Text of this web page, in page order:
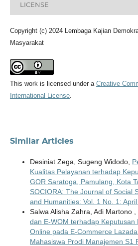
LICENSE
Copyright (c) 2024 Lembaga Kajian
Masyarakat
This work is licensed under a Creative
International License.
Similar Articles
Desiniat Zega, Sugeng Widodo,
Kualitas Pelayanan terhadap
GOR Saratoga, Pamulang, Kota
SOCIORA: The Journal of Social
and Humanities: Vol. 1 No. 1:
Salwa Alisha Zahra, Adi Martono ,
dan E-WOM terhadap Keputusan
Online pada E-Commerce
Mahasiswa Prodi Manajemen S1